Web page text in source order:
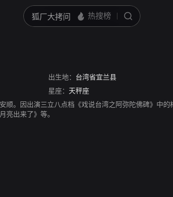
出生地： 台湾省宜兰县
星座： 天秤座
顺。因出演三立八点档《戏说台湾之阿弥陀佛碑》中
亮出来了》等。